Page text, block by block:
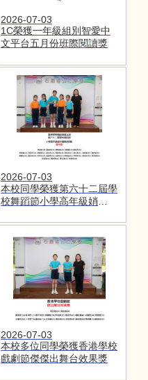
2026-07-03
1C榮獲一年級組別智愛中
文平台五月份班際閱讀獎
2026-07-03
本校同學榮獲第六十二屆學
校舞蹈節小學高年級娋中國
2026-07-03
本校多位同學榮獲香港學校
戲劇節傑傑出舞台效果獎